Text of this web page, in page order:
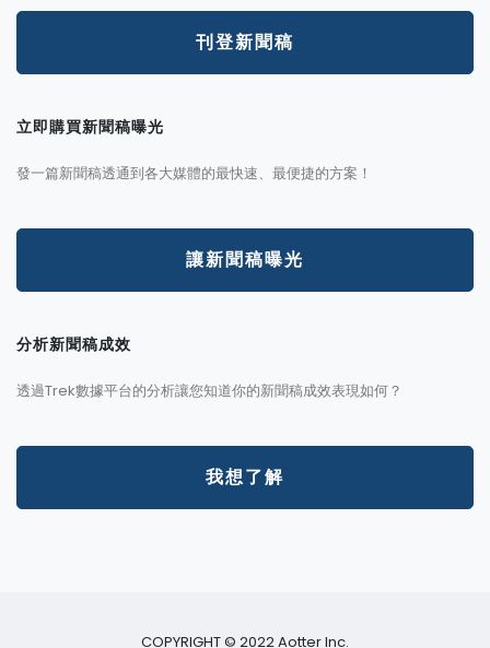
刊登新聞稿
立即購買新聞稿曝光
發一篇新聞稿透通到各大媒體的最快速、最便捷的方案！
讓新聞稿曝光
分析新聞稿成效
透過Trek數據平台的分析讓您知道你的新聞稿成效表現如何？
我想了解
COPYRIGHT © 2022 Aotter Inc.